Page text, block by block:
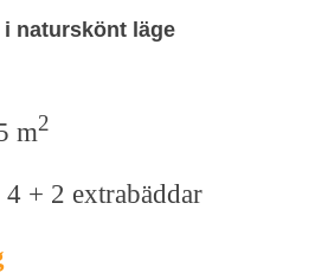
naturskönt läge
m2
+ 2 extrabäddar